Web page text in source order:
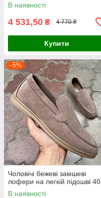
В наявності
4 531,50 ₴ 4 770 ₴
Купити
–5%
Чоловічі бежеві замшеві
лофери на легкій підошві 40
В наявності